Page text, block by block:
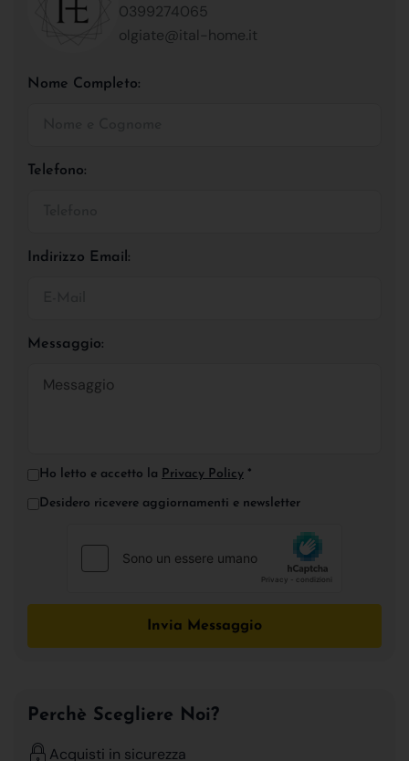
0399274065
olgiate@ital-home.it
Nome Completo:
Telefono:
Indirizzo Email:
Messaggio:
Ho letto e accetto la Privacy Policy *
Desidero ricevere aggiornamenti e newsletter
Invia Messaggio
Perchè Scegliere Noi?
Acquisti in sicurezza